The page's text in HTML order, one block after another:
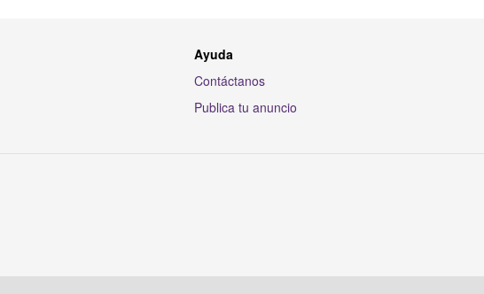
Ayuda
Contáctanos
Publica tu anuncio